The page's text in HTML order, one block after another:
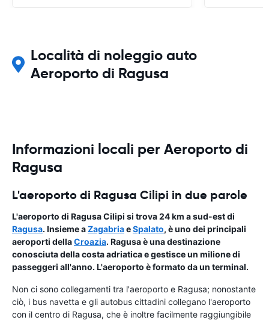
Località di noleggio auto
Aeroporto di Ragusa
Informazioni locali per Aeroporto di
Ragusa
L'aeroporto di Ragusa Cilipi in due parole
L'aeroporto di Ragusa Cilipi si trova 24 km a sud-est di
Ragusa. Insieme aZagabriaeSpalato, è uno dei principali
aeroporti dellaCroazia. Ragusa è una destinazione
conosciuta della costa adriatica e gestisce un milione di
passeggeri all'anno. L'aeroporto è formato da un terminal.
Non ci sono collegamenti tra l'aeroporto e Ragusa; nonostante
ciò, i bus navetta e gli autobus cittadini collegano l'aeroporto
con il centro di Ragusa, che è inoltre facilmente raggiungibile